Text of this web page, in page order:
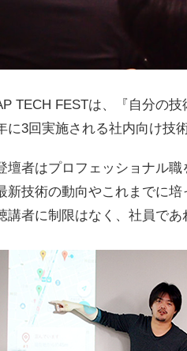
TECH FESTは、『自分の
に3回実施される社内向け技
壇者はプロフェッショナル
新技術の動向やこれまでに
講者に制限はなく、社員であ